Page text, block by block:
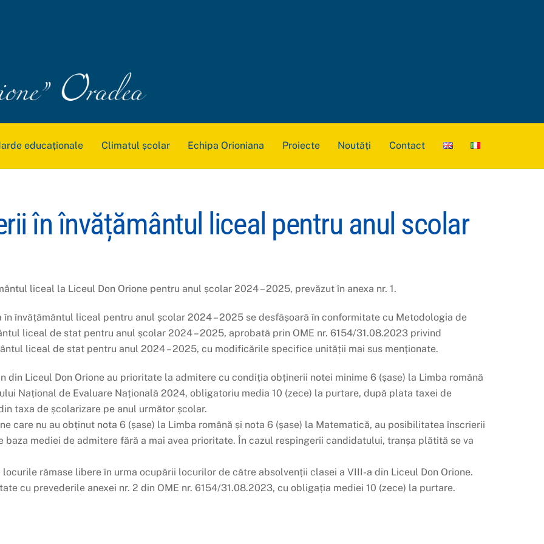
educaționale Climatul școlar Echipa Orioniana Proiecte Noutăți Contact
în învățământul liceal pentru anul scolar
liceal la Liceul Don Orione pentru anul școlar 2024 – 2025, prevăzut în anexa nr. 1.
în învățământul liceal pentru anul școlar 2024 – 2025 se desfășoară în conformitate cu Metodologia de
liceal de stat pentru anul școlar 2024 – 2025, aprobată prin OME nr. 6154/31.08.2023 privind
liceal de stat pentru anul 2024 – 2025, cu modificările specifice unității mai sus menționate.
din Liceul Don Orione au prioritate la admitere cu condiția obținerii notei minime 6 (șase) la Limba română
Național de Evaluare Națională 2024, obligatoriu media 10 (zece) la purtare, după plata taxei de
taxa de școlarizare pe anul următor școlar.
care nu au obținut nota 6 (șase) la Limba română și nota 6 (șase) la Matematică, au posibilitatea înscrierii
baza mediei de admitere fără a mai avea prioritate. În cazul respingerii candidatului, tranșa plătită se va
rămase libere în urma ocupării locurilor de către absolvenții clasei a VIII-a din Liceul Don Orione.
cu prevederile anexei nr. 2 din OME nr. 6154/31.08.2023, cu obligația mediei 10 (zece) la purtare.